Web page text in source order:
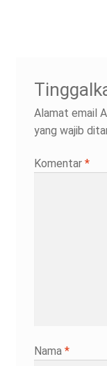
Alamat email
yang wajib
Komentar *
Nama *